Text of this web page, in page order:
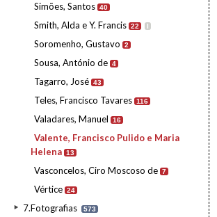
Simões, Santos 40
Smith, Alda e Y. Francis 22 I
Soromenho, Gustavo 2
Sousa, António de 4
Tagarro, José 43
Teles, Francisco Tavares 116
Valadares, Manuel 16
Valente, Francisco Pulido e Maria
Helena 13
Vasconcelos, Ciro Moscoso de 7
Vértice 24
7.Fotografias 573